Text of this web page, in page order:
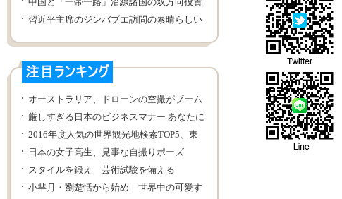
アフリカの関係が再び新たな段階へ進むよ
が急成長
習近平主席のジンバブエ訪問の素晴らしい
オーストラリア、ドローンの空撮がブーム
に
厳しすぎる日本のビジネスマナー あなたに
はできる？
2016年度人気の世界観光地検索TOP5、東
京もランクイン
日本の女子高生、見事な自撮りポーズ
スタイルを鍛え 芸術試験を備える
小芈月・劉楚恬から始め 世界中の可愛す